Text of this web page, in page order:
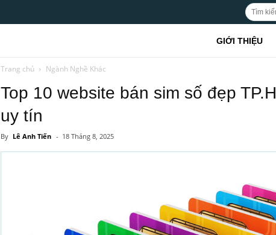
GIỚI THIỆU
Trang chủ Ngành Nghề Khác
Top 10 website bán sim số đẹp
uy tín
By Lê Anh Tiến - 18 Tháng 8, 2025